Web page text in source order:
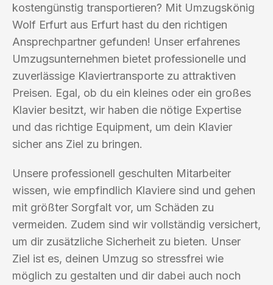
kostengünstig transportieren? Mit Umzugskönig
Wolf Erfurt aus Erfurt hast du den richtigen
Ansprechpartner gefunden! Unser erfahrenes
Umzugsunternehmen bietet professionelle und
zuverlässige Klaviertransporte zu attraktiven
Preisen. Egal, ob du ein kleines oder ein großes
Klavier besitzt, wir haben die nötige Expertise
und das richtige Equipment, um dein Klavier
sicher ans Ziel zu bringen.
Unsere professionell geschulten Mitarbeiter
wissen, wie empfindlich Klaviere sind und gehen
mit größter Sorgfalt vor, um Schäden zu
vermeiden. Zudem sind wir vollständig versichert,
um dir zusätzliche Sicherheit zu bieten. Unser
Ziel ist es, deinen Umzug so stressfrei wie
möglich zu gestalten und dir dabei auch noch